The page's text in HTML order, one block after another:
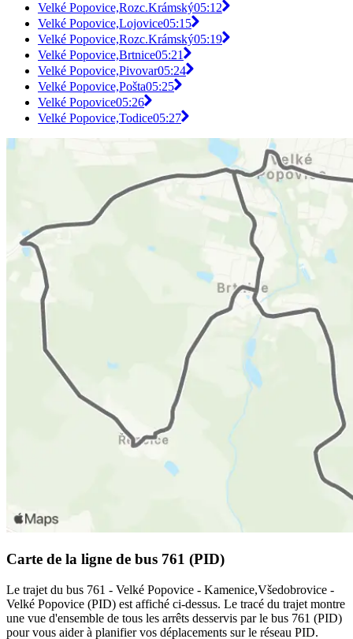
Velké Popovice,Rozc.Krámský05:12
Velké Popovice,Lojovice05:15
Velké Popovice,Rozc.Krámský05:19
Velké Popovice,Brtnice05:21
Velké Popovice,Pivovar05:24
Velké Popovice,Pošta05:25
Velké Popovice05:26
Velké Popovice,Todice05:27
Carte de la ligne de bus 761 (PID)
Le trajet du bus 761 - Velké Popovice - Kamenice,Všedobrovice -
Velké Popovice (PID) est affiché ci-dessus. Le tracé du trajet montre
une vue d'ensemble de tous les arrêts desservis par le bus 761 (PID)
pour vous aider à planifier vos déplacements sur le réseau PID.